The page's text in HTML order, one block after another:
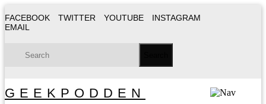
FACEBOOK TWITTER YOUTUBE
INSTAGRAM
EMAIL
GEEKPODDEN